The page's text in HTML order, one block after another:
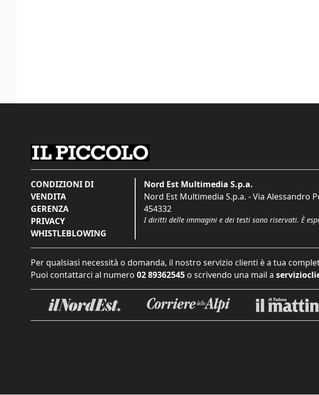
CONDIZIONI DI
VENDITA
GERENZA
PRIVACY
WHISTLEBLOWING
Nord Est Multimedia S.p.a.
Nord Est Multimedia S.p.a. - Via Alessandro
454332
I diritti delle immagini e dei testi sono riservati. È
Per qualsiasi necessità o domanda, il nostro servizio clienti è a tua
Puoi contattarci al numero 02 89362545 o scrivendo una mail a